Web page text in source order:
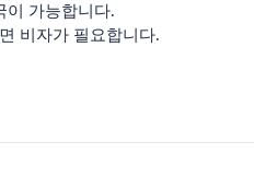
이 가능합니다.
비자가 필요합니다.